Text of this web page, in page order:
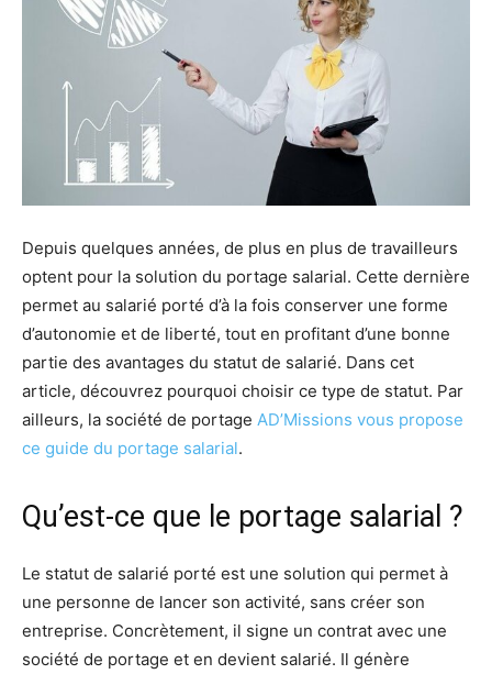
Depuis quelques années, de plus en plus de travailleurs
optent pour la solution du portage salarial. Cette dernière
permet au salarié porté d’à la fois conserver une forme
d’autonomie et de liberté, tout en profitant d’une bonne
partie des avantages du statut de salarié. Dans cet
article, découvrez pourquoi choisir ce type de statut. Par
ailleurs, la société de portage AD’Missions vous propose
ce guide du portage salarial.
Qu’est-ce que le portage salarial ?
Le statut de salarié porté est une solution qui permet à
une personne de lancer son activité, sans créer son
entreprise. Concrètement, il signe un contrat avec une
société de portage et en devient salarié. Il génère